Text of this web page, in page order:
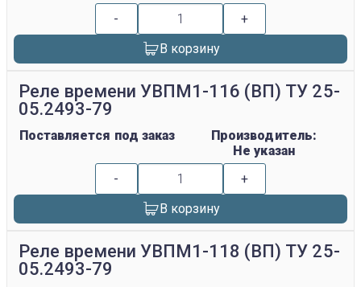
-
+
В корзину
Реле времени УВПМ1-116 (ВП) ТУ 25-
05.2493-79
Поставляется под заказ
Производитель:
Не указан
-
+
В корзину
Реле времени УВПМ1-118 (ВП) ТУ 25-
05.2493-79